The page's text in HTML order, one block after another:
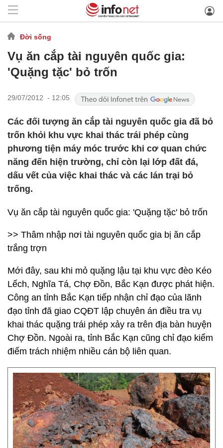
Đời sống
Vụ ăn cắp tài nguyên quốc gia:
'Quặng tặc' bỏ trốn
29/07/2012 - 12:05
Các đối tượng ăn cắp tài nguyên quốc gia đã bỏ
trốn khỏi khu vực khai thác trái phép cùng
phương tiện máy móc trước khi cơ quan chức
năng đến hiện trường, chỉ còn lại lớp đất đá,
dấu vết của việc khai thác và các lán trại bỏ
trống.
Vụ ăn cắp tài nguyên quốc gia: 'Quặng tặc' bỏ trốn
>> Thâm nhập nơi tài nguyên quốc gia bị ăn cắp
trắng trợn
Mới đây, sau khi mỏ quặng lậu tại khu vực đèo Kéo
Lếch, Nghĩa Tá, Chợ Đồn, Bắc Kạn được phát hiện.
Công an tỉnh Bắc Kạn tiếp nhận chỉ đạo của lãnh
đạo tỉnh đã giao CQĐT lập chuyên án điều tra vụ
khai thác quặng trái phép xảy ra trên địa bàn huyện
Chợ Đồn. Ngoài ra, tỉnh Bắc Kạn cũng chỉ đạo kiểm
điểm trách nhiệm nhiều cán bộ liên quan.